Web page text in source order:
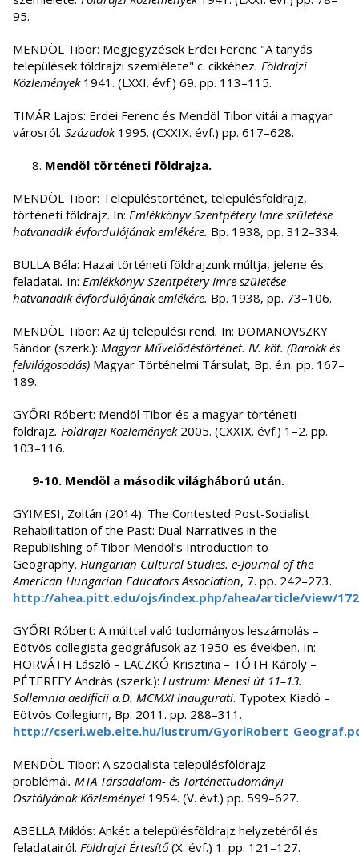
95.
MENDÖL Tibor: Megjegyzések Erdei Ferenc "A tanyás
települések földrajzi szemlélete" c. cikkéhez. Földrajzi
Közlemények1941. (LXXI. évf.) 69. pp. 113–115.
TIMÁR Lajos: Erdei Ferenc és Mendöl Tibor vitái a magyar
városról. Századok1995. (CXXIX. évf.) pp. 617–628.
Mendöl történeti földrajza.
MENDÖL Tibor: Településtörténet, településföldrajz,
történeti földrajz. In: Emlékkönyv Szentpétery Imre születése
hatvanadik évfordulójának emlékére. Bp. 1938, pp. 312–334.
BULLA Béla: Hazai történeti földrajzunk múltja, jelene és
feladatai. In: Emlékkönyv Szentpétery Imre születése
hatvanadik évfordulójának emlékére. Bp. 1938, pp. 73–106.
MENDÖL Tibor: Az új települési rend. In: DOMANOVSZKY
Sándor (szerk.): Magyar Művelődéstörténet. IV. köt. (Barokk és
felvilágosodás) Magyar Történelmi Társulat, Bp. é.n. pp. 167–
189.
GYŐRI Róbert: Mendöl Tibor és a magyar történeti
földrajz. Földrajzi Közlemények2005. (CXXIX. évf.) 1–2. pp.
103–116.
9-10. Mendöl a második világháború után.
GYIMESI, Zoltán (2014): The Contested Post-Socialist
Rehabilitation of the Past: Dual Narratives in the
Republishing of Tibor Mendöl’s Introduction to
Geography. Hungarian Cultural Studies. e-Journal of the
American Hungarian Educators Association, 7. pp. 242–273.
http://ahea.pitt.edu/ojs/index.php/ahea/article/view/
GYŐRI Róbert: A múlttal való tudományos leszámolás –
Eötvös collegista geográfusok az 1950-es években. In:
HORVÁTH László – LACZKÓ Krisztina – TÓTH Károly –
PÉTERFFY András (szerk.): Lustrum: Ménesi út 11–13.
Sollemnia aedificii a.D. MCMXI inaugurati. Typotex Kiadó –
Eötvös Collegium, Bp. 2011. pp. 288–311.
http://cseri.web.elte.hu/lustrum/
MENDÖL Tibor: A szocialista településföldrajz
problémái. MTA Társadalom- és Történettudományi
Osztályának Közleményei 1954. (V. évf.) pp. 599–627.
ABELLA Miklós: Ankét a településföldrajz helyzetéről és
feladatairól. Földrajzi Értesítő(X. évf.) 1. pp. 121–127.